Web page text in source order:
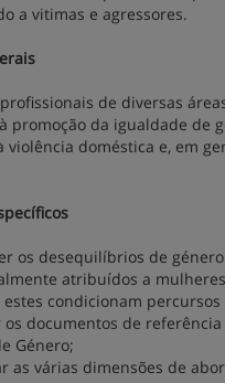
a vitimas e agressores.
de diversas
promoção da igualdade de
violência doméstica e, em
os desequilíbrios de
atribuídos a
estes condicionam percursos
documentos de
Género;
as várias dimensões de